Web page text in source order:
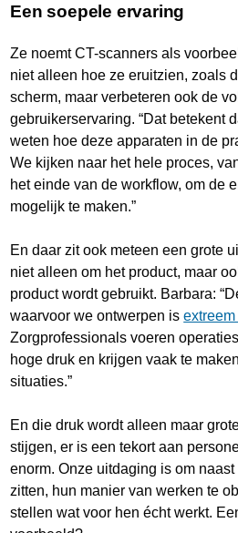
Een soepele ervaring
Ze noemt CT-scanners als
niet alleen hoe ze eruitzien, zoals
scherm, maar verbeteren ook de
gebruikerservaring. “Dat betekent
weten hoe deze apparaten in de
We kijken naar het hele proces,
het einde van de workflow, om de
mogelijk te maken.”
En daar zit ook meteen een grote
niet alleen om het product, maar
product wordt gebruikt. Barbara:
waarvoor we ontwerpen is
Zorgprofessionals voeren
hoge druk en krijgen vaak te
situaties.”
En die druk wordt alleen maar
stijgen, er is een tekort aan
enorm. Onze uitdaging is om
zitten, hun manier van werken te
stellen wat voor hen écht werkt.